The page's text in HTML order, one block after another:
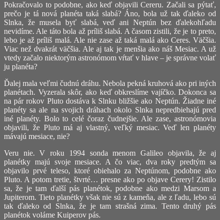
Pokračovalo to podobne, ako keď objavili Cereru. Začali sa pýtať,
prečo je tá nová planéta taká slabá? Áno, bola už tak ďaleko od
Slnka, že musela byť slabá, veď ani Neptún bez ďalekohľadu
nevidíme. Ale táto bola až príliš slabá. A časom zistili, že je to preto,
lebo je až príliš malá. Ale nie zase až taká malá ako Ceres. Väčšia.
Viac než dvakrát väčšia. Ale aj tak je menšia ako náš Mesiac. A už
vtedy začalo niektorým astronómom vŕtať v hlave – je správne volať
ju planéta?
Ďalej mala veľmi čudnú dráhu. Nebola pekná kruhová ako pri iných
planétach. Vyzerala skôr, ako keď obkreslíme vajíčko. Dokonca sa
na pár rokov Pluto dostáva k Slnku bližšie ako Neptún. Žiadne iné
planéty sa ale na svojich dráhach okolo Slnka nepredbiehajú pred
iné planéty. Bolo to celé čoraz čudnejšie. Ale zase, astronómovia
objavili, že Pluto má aj vlastný, veľký mesiac. Veď len planéty
mávajú mesiace, nie?
Veru nie. V roku 1994 sonda menom Galileo objavila, že aj
planétky majú svoje mesiace. A čo viac, dva roky predtým sa
objavilo prvé teleso, ktoré obiehalo za Neptúnom, podobne ako
Pluto. A potom tretie, štvrté… presne ako po objave Cerery! Zistilo
sa, že je tam ďalší pás planétok, podobne ako medzi Marsom a
Jupiterom. Tieto planétky však nie sú z kameňa, ale z ľadu, lebo sú
tak ďaleko od Slnka, že je tam strašná zima. Tento druhý pás
planétok voláme Kuiperov pás.